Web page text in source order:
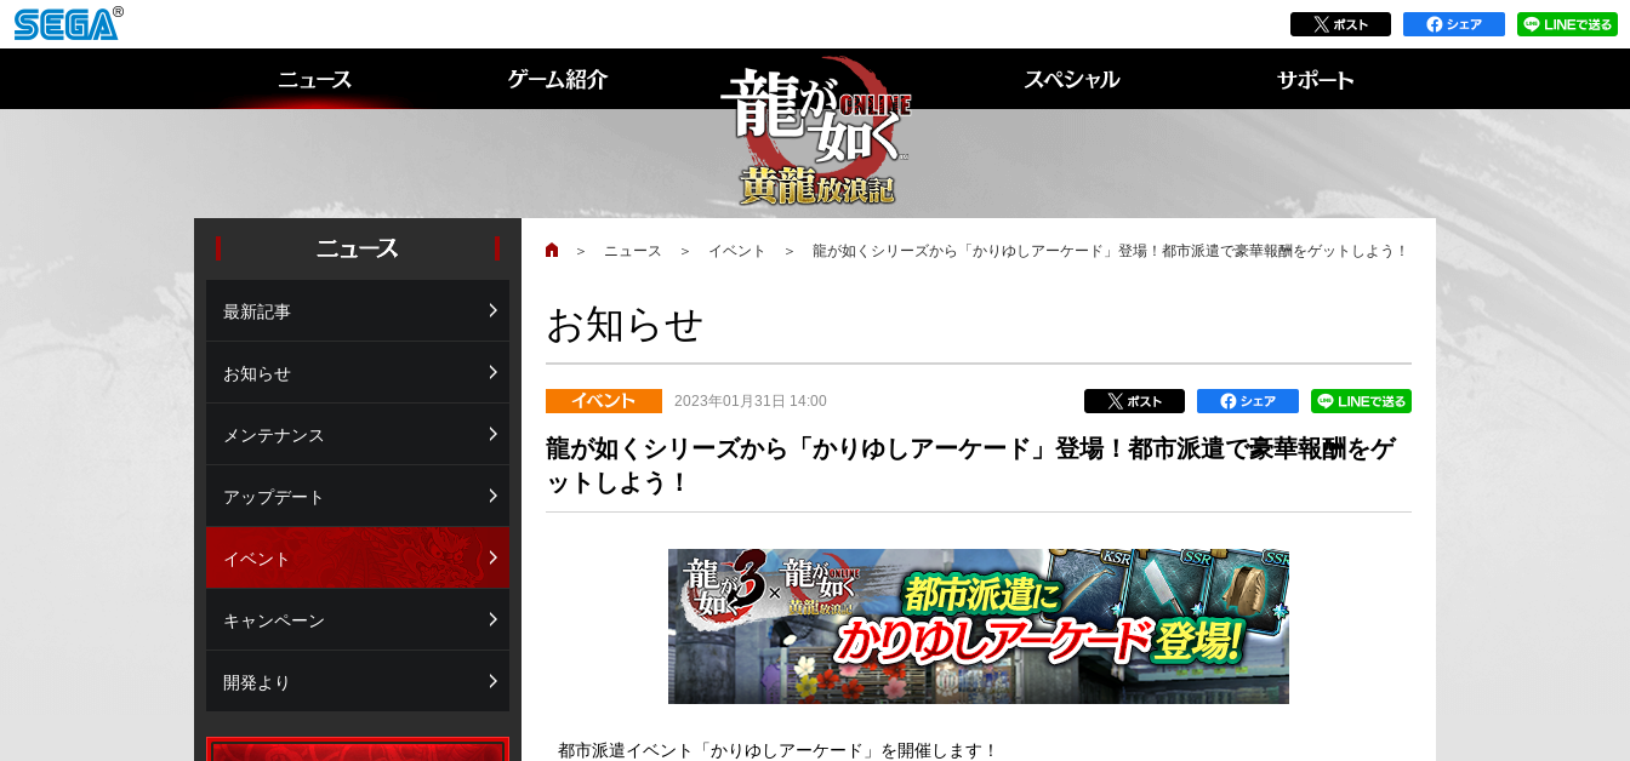
＞ ニュース ＞ イベント ＞ 龍が如くシリーズから「かりゆしアーケード」登場！都市派遣で豪華報酬をゲットしよう！
お知らせ
2023年01月31日 14:00
龍が如くシリーズから「かりゆしアーケード」登場！都市派遣で豪華報酬をゲ
ットしよう！
都市派遣イベント「かりゆしアーケード」を開催します！
最新記事
お知らせ
メンテナンス
アップデート
イベント
キャンペーン
開発より